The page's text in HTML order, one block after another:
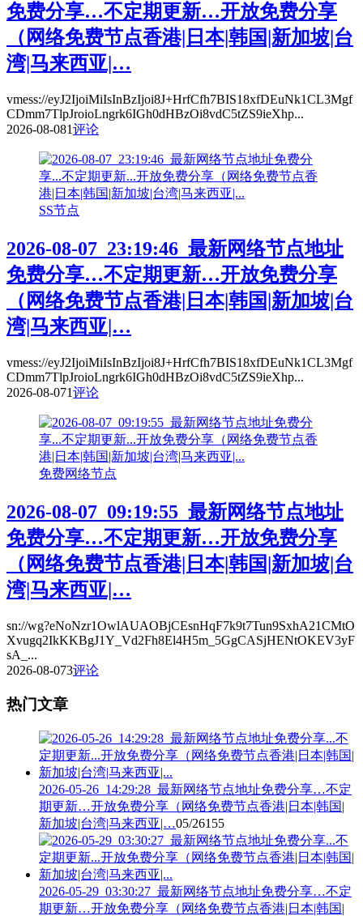
免费分享…不定期更新…开放免费分享
（网络免费节点香港|日本|韩国|新加坡|台
湾|马来西亚|…
vmess://eyJ2IjoiMiIsInBzIjoi8J+HrfCfh7BIS18xfDEuNk1CL3Mgf
CDmm7TlpJroioLngrk6IGh0dHBzOi8vdC5tZS9ieXhp...
2026-08-081评论
SS节点
2026-08-07_23:19:46_最新网络节点地址
免费分享…不定期更新…开放免费分享
（网络免费节点香港|日本|韩国|新加坡|台
湾|马来西亚|…
vmess://eyJ2IjoiMiIsInBzIjoi8J+HrfCfh7BIS18xfDEuNk1CL3Mgf
CDmm7TlpJroioLngrk6IGh0dHBzOi8vdC5tZS9ieXhp...
2026-08-071评论
免费网络节点
2026-08-07_09:19:55_最新网络节点地址
免费分享…不定期更新…开放免费分享
（网络免费节点香港|日本|韩国|新加坡|台
湾|马来西亚|…
sn://wg?eNoNzr1OwlAUAOBjCEsnHqF7k9t7Tun9SxhA21CMtO
Xvugq2IkKKBgJ1Y_Vd2Fh8El4H5m_5GgCASjHENtOKEV3yF
sA_...
2026-08-073评论
热门文章
2026-05-26_14:29:28_最新网络节点地址免费分享…不定
期更新…开放免费分享（网络免费节点香港|日本|韩国|
新加坡|台湾|马来西亚|…05/26155
2026-05-29_03:30:27_最新网络节点地址免费分享…不定
期更新…开放免费分享（网络免费节点香港|日本|韩国|